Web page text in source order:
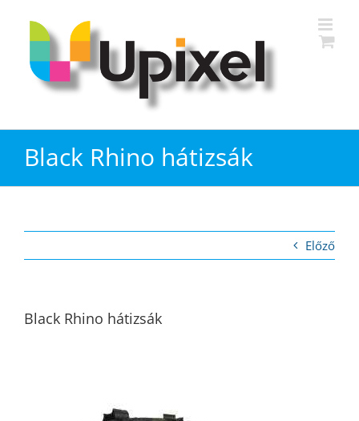
Black Rhino hátizsák
Előző
Black Rhino hátizsák